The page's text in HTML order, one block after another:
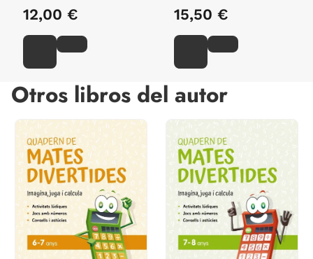
12,00 € 15,50 €
Otros libros del autor